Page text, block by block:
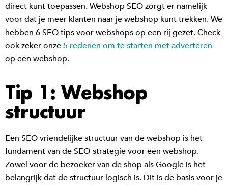
direct kunt toepassen. Webshop SEO zorgt er namelijk
voor dat je meer klanten naar je webshop kunt trekken. We
hebben 6 SEO tips voor webshops op een rij gezet. Check
ook zeker onze5 redenen om te starten met adverteren
op een webshop.
Tip 1: Webshop
structuur
Een SEO vriendelijke structuur van de webshop is het
fundament van de SEO-strategie voor een webshop.
Zowel voor de bezoeker van de shop als Google is het
belangrijk dat de structuur logisch is. Dit is de basis voor je